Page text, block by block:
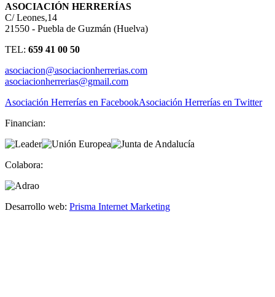
ASOCIACIÓN HERRERÍAS
C/ Leones,14
21550 - Puebla de Guzmán (Huelva)
TEL: 659 41 00 50
asociacion@asociacionherrerias.com
asociacionherrerias@gmail.com
Asociación Herrerías en FacebookAsociación Herrerías en Twitter
Financian:
Colabora:
Desarrollo web: Prisma Internet Marketing